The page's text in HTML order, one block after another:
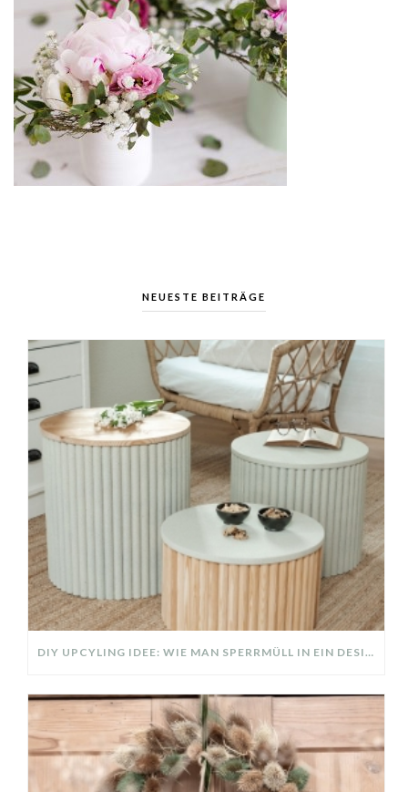
NEUESTE BEITRÄGE
DIY UPCYLING IDEE: WIE MAN SPERRMÜLL IN EIN DESIGNER TEIL VERWANDELT